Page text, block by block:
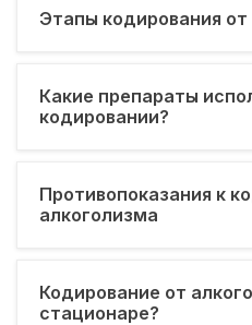
Этапы кодирования от
Какие препараты
кодировании?
Противопоказания к
алкоголизма
Кодирование от
стационаре?